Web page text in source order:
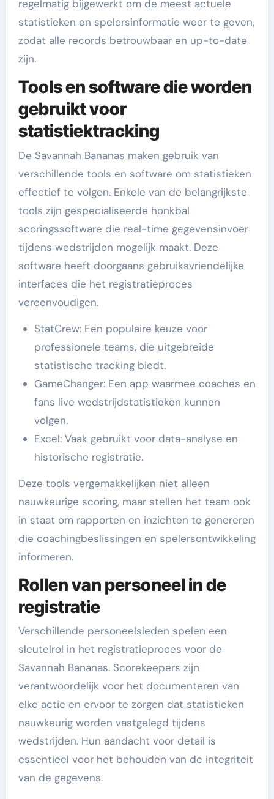
regelmatig bijgewerkt om de meest actuele
statistieken en spelersinformatie weer te geven,
zodat alle records betrouwbaar en up-to-date
zijn.
Tools en software die worden
gebruikt voor
statistiektracking
De Savannah Bananas maken gebruik van
verschillende tools en software om statistieken
effectief te volgen. Enkele van de belangrijkste
tools zijn gespecialiseerde honkbal
scoringssoftware die real-time gegevensinvoer
tijdens wedstrijden mogelijk maakt. Deze
software heeft doorgaans gebruiksvriendelijke
interfaces die het registratieproces
vereenvoudigen.
StatCrew: Een populaire keuze voor
professionele teams, die uitgebreide
statistische tracking biedt.
GameChanger: Een app waarmee coaches en
fans live wedstrijdstatistieken kunnen
volgen.
Excel: Vaak gebruikt voor data-analyse en
historische registratie.
Deze tools vergemakkelijken niet alleen
nauwkeurige scoring, maar stellen het team ook
in staat om rapporten en inzichten te genereren
die coachingbeslissingen en spelersontwikkeling
informeren.
Rollen van personeel in de
registratie
Verschillende personeelsleden spelen een
sleutelrol in het registratieproces voor de
Savannah Bananas. Scorekeepers zijn
verantwoordelijk voor het documenteren van
elke actie en ervoor te zorgen dat statistieken
nauwkeurig worden vastgelegd tijdens
wedstrijden. Hun aandacht voor detail is
essentieel voor het behouden van de integriteit
van de gegevens.